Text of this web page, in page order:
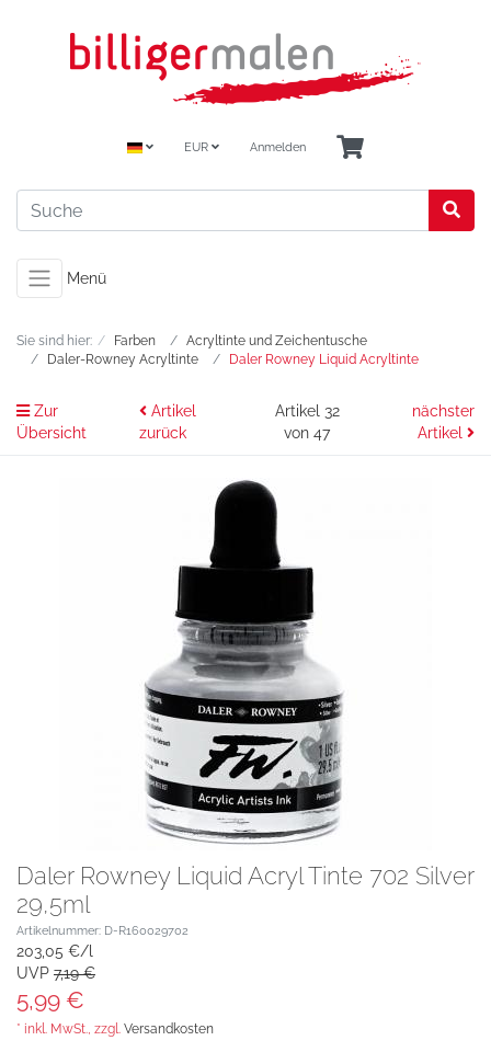
EUR Anmelden
Menü
Sie sind hier: Farben
Acryltinte und Zeichentusche
Daler-Rowney Acryltinte
Daler Rowney Liquid Acryltinte
Zur
Übersicht
Artikel
zurück
Artikel 32
von 47
nächster
Artikel
Daler Rowney Liquid Acryl Tinte 702 Silver
29,5ml
Artikelnummer: D-R160029702
203,05 €/l
UVP 7,19 €
5,99 €
* inkl. MwSt., zzgl. Versandkosten